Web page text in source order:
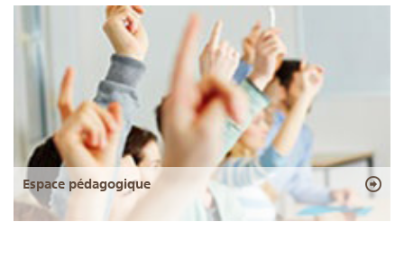
Espace pédagogique